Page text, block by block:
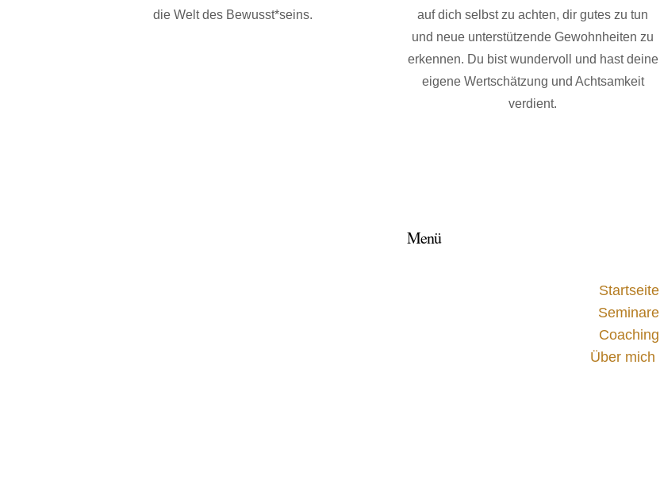
die Welt des Bewusst*seins.
auf dich selbst zu achten, dir gutes zu tun
und neue unterstützende Gewohnheiten zu
erkennen. Du bist wundervoll und hast deine
eigene Wertschätzung und Achtsamkeit
verdient.
Menü
Startseite
Seminare
Coaching
Über mich